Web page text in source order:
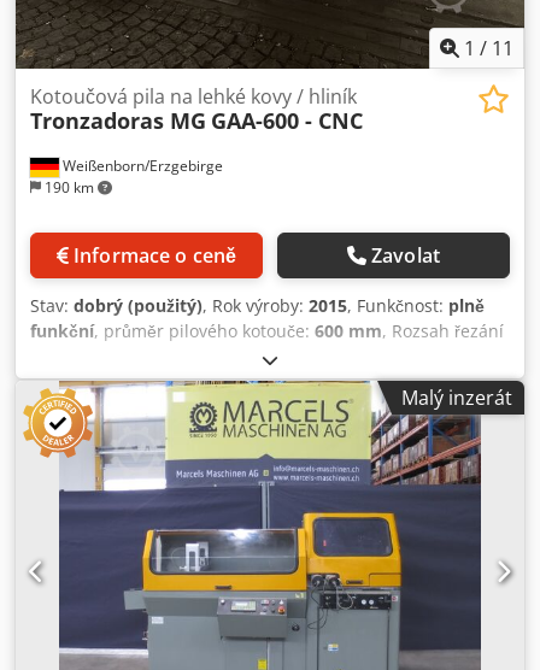
1 / 11
Weißenborn/Erzgebirge
190 km
Kotoučová pila na lehké kovy / hliník
Tronzadoras MG GAA-600 - CNC
Informace o ceně Zavolat
Stav: dobrý (použitý), Rok výroby: 2015, Funkčnost: plně
funkční, průměr pilového kotouče: 600 mm, Rozsah řezání
220 mm, Na prodej: 1 použitá CNC
plně automatická kotoučová pila na hliník včetně odsávací
jednotky Dcodsuyyhaopfx Aatjk Výrobce: Tronzadoras MG
Model: GAA-600 - CNC ROK VÝROBY: 2015 TECHNICKÉ
ÚDAJE - Rozsah řezu kulatý: 220 mm, krabice: 300 x 90 mm,
čtverec: 175 mm - Výkon pohonu 4,1 KW / 400 V / 50 Hz -
Otáčky 3000 ot/min. - Řezná rychlost 55 m/sec. - Rozměry
nože 600 x 50 mm - max. výška řezu 220 mm - Rozměry
2020 x 1510 x 975 mm - Hmotnost 650 kg Stroj je dodáván
včetně 6m přívodního válečkového dopravníku a
příslušného odsávacího systému. Pilu si můžete
prohlédnout v našem skladu v 09599 Freiberg.
Malý inzerát